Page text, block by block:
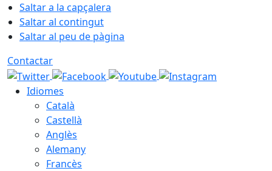
Saltar a la capçalera
Saltar al contingut
Saltar al peu de pàgina
Contactar
Idiomes
Català
Castellà
Anglès
Alemany
Francès